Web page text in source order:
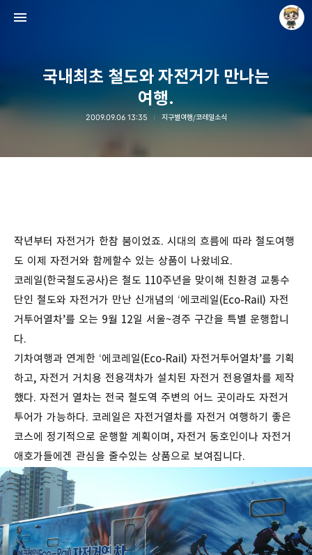
국내최초 철도와 자전거가 만나는
여행.
2009.09.06 13:35 지구별여행/코레일소식
작년부터 자전거가 한참 붐이었죠. 시대의 흐름에 따라 철도여행
도 이제 자전거와 함께할수 있는 상품이 나왔네요.
코레일(한국철도공사)은 철도 110주년을 맞이해 친환경 교통수
단인 철도와 자전거가 만난 신개념의 ‘에코레일(Eco-Rail) 자전
거투어열차’를 오는 9월 12일 서울~경주 구간을 특별 운행합니
다.
기차여행과 연계한 ‘에코레일(Eco-Rail) 자전거투어열차’를 기획
하고, 자전거 거치용 전용객차가 설치된 자전거 전용열차를 제작
했다. 자전거 열차는 전국 철도역 주변의 어느 곳이라도 자전거
투어가 가능하다. 코레일은 자전거열차를 자전거 여행하기 좋은
코스에 정기적으로 운행할 계획이며, 자전거 동호인이나 자전거
애호가들에겐 관심을 줄수있는 상품으로 보여집니다.
Raycat : Photo and Story